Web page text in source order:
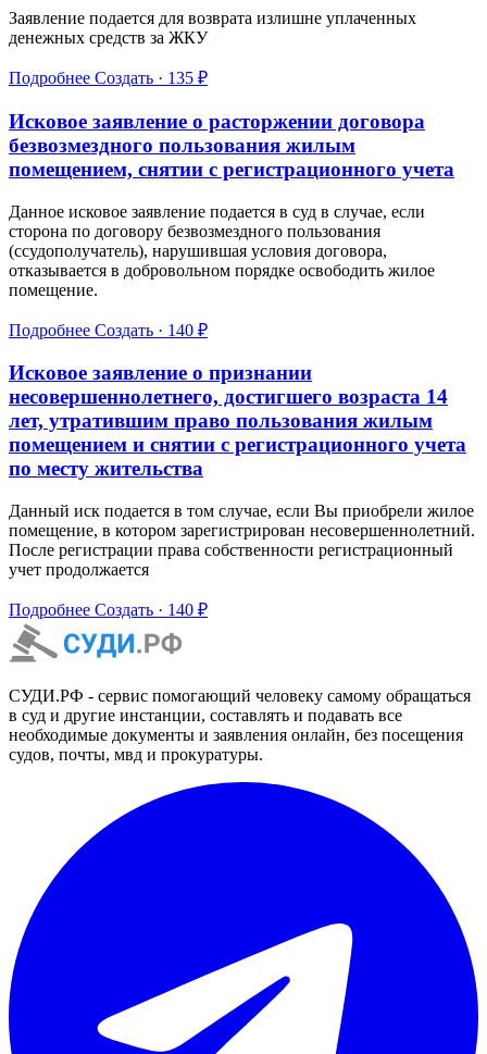
Заявление подается для возврата излишне уплаченных
денежных средств за ЖКУ
Подробнее Создать · 135 ₽
Исковое заявление о расторжении договора
безвозмездного пользования жилым
помещением, снятии с регистрационного учета
Данное исковое заявление подается в суд в случае, если
сторона по договору безвозмездного пользования
(ссудополучатель), нарушившая условия договора,
отказывается в добровольном порядке освободить жилое
помещение.
Подробнее Создать · 140 ₽
Исковое заявление о признании
несовершеннолетнего, достигшего возраста 14
лет, утратившим право пользования жилым
помещением и снятии с регистрационного учета
по месту жительства
Данный иск подается в том случае, если Вы приобрели жилое
помещение, в котором зарегистрирован несовершеннолетний.
После регистрации права собственности регистрационный
учет продолжается
Подробнее Создать · 140 ₽
СУДИ.РФ - сервис помогающий человеку самому обращаться
в суд и другие инстанции, составлять и подавать все
необходимые документы и заявления онлайн, без посещения
судов, почты, мвд и прокуратуры.